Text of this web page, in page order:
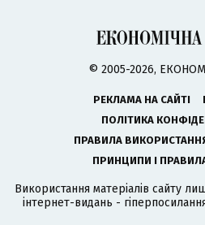
© 2005-2026,
РЕКЛАМА НА САЙТІ
ПОЛІТИКА
ПРАВИЛА
ПРИНЦИПИ І
Використання матеріалів сайту
інтернет-видань -